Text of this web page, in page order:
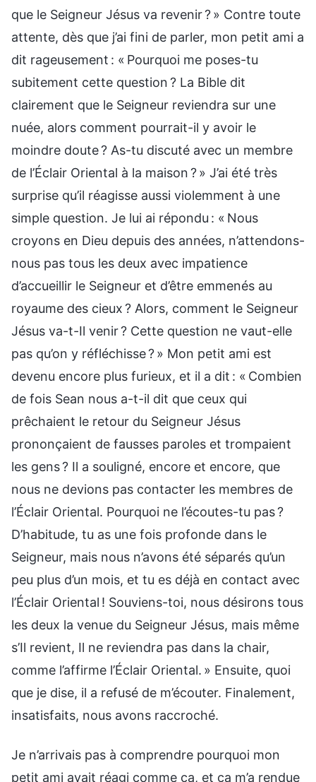
que le Seigneur Jésus va revenir ? » Contre toute
attente, dès que j’ai fini de parler, mon petit ami a
dit rageusement : « Pourquoi me poses-tu
subitement cette question ? La Bible dit
clairement que le Seigneur reviendra sur une
nuée, alors comment pourrait-il y avoir le
moindre doute ? As-tu discuté avec un membre
de l’Éclair Oriental à la maison ? » J’ai été très
surprise qu’il réagisse aussi violemment à une
simple question. Je lui ai répondu : « Nous
croyons en Dieu depuis des années, n’attendons-
nous pas tous les deux avec impatience
d’accueillir le Seigneur et d’être emmenés au
royaume des cieux ? Alors, comment le Seigneur
Jésus va-t-Il venir ? Cette question ne vaut-elle
pas qu’on y réfléchisse ? » Mon petit ami est
devenu encore plus furieux, et il a dit : « Combien
de fois Sean nous a-t-il dit que ceux qui
prêchaient le retour du Seigneur Jésus
prononçaient de fausses paroles et trompaient
les gens ? Il a souligné, encore et encore, que
nous ne devions pas contacter les membres de
l’Éclair Oriental. Pourquoi ne l’écoutes-tu pas ?
D’habitude, tu as une fois profonde dans le
Seigneur, mais nous n’avons été séparés qu’un
peu plus d’un mois, et tu es déjà en contact avec
l’Éclair Oriental ! Souviens-toi, nous désirons tous
les deux la venue du Seigneur Jésus, mais même
s’Il revient, Il ne reviendra pas dans la chair,
comme l’affirme l’Éclair Oriental. » Ensuite, quoi
que je dise, il a refusé de m’écouter. Finalement,
insatisfaits, nous avons raccroché.
Je n’arrivais pas à comprendre pourquoi mon
petit ami avait réagi comme ça, et ça m’a rendue